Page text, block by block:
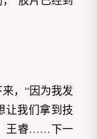
，“因为我发
让我们拿到技
王睿……下一